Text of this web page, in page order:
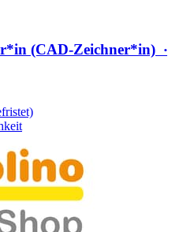
(CAD-Zeichner*​in) ‧